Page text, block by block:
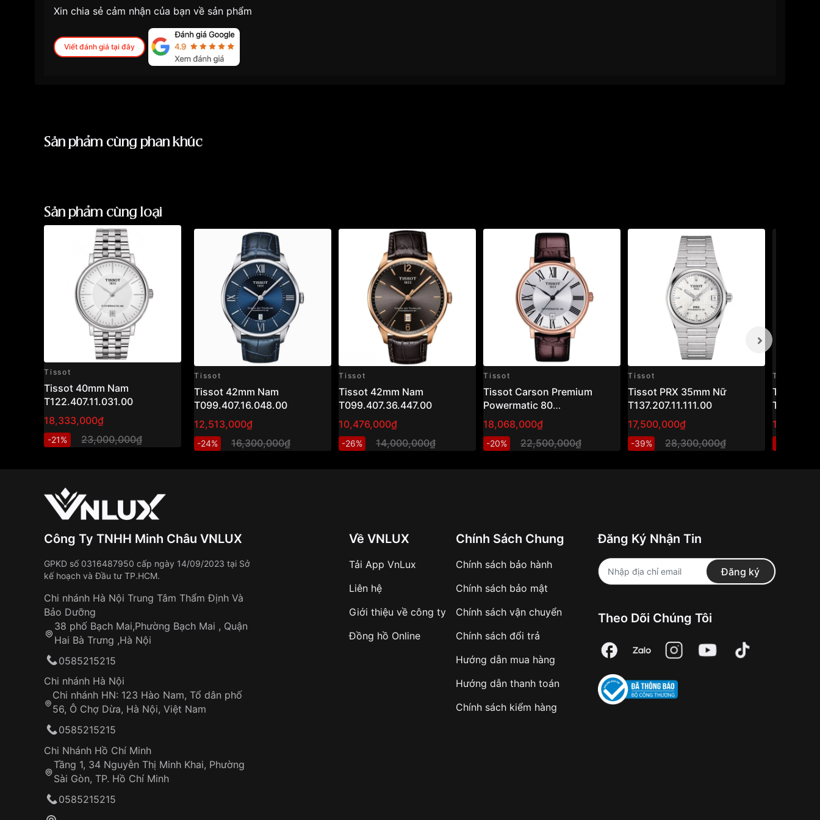
Xin chia sẻ cảm nhận của bạn về sản phẩm
Viết đánh giá tại đây
Sản phẩm cùng phân khúc
Sản phẩm cùng loại
Tissot
Tissot 40mm Nam
T122.407.11.031.00
18,333,000₫
-21% 23,000,000₫
Tissot
Tissot 42mm Nam
T099.407.16.048.00
12,513,000₫
-24% 16,300,000₫
Tissot
Tissot 42mm Nam
T099.407.36.447.00
10,476,000₫
-26% 14,000,000₫
Tissot
Tissot Carson Premium
Powermatic 80
T122.407.36.033.00 (40mm)
– Đồng hồ nam cơ Thụy Sỹ
mạ vàng hồng sang trọng
18,068,000₫
-20% 22,500,000₫
Tissot
Tissot PRX 35mm Nữ
T137.207.11.111.00
17,500,000₫
-39% 28,300,000₫
Tissot
Tissot
Công Ty TNHH Minh Châu VNLUX
GPKD số 0316487950 cấp ngày 14/09/2023 tại Sở
kế hoạch và Đầu tư TP.HCM.
Chi nhánh Hà Nội Trung Tâm Thẩm Định Và
Bảo Dưỡng
38 phố Bạch Mai,Phường Bạch Mai , Quận
Hai Bà Trưng ,Hà Nội
0585215215
Chi nhánh Hà Nội
Chi nhánh HN: 123 Hào Nam, Tổ dân phố
56, Ô Chợ Dừa, Hà Nội, Việt Nam
0585215215
Chi Nhánh Hồ Chí Minh
Tầng 1, 34 Nguyễn Thị Minh Khai, Phường
Sài Gòn, TP. Hồ Chí Minh
0585215215
Về VNLUX
Tải App VnLux
Liên hệ
Giới thiệu về công ty
Đồng hồ Online
Chính Sách Chung
Chính sách bảo hành
Chính sách bảo mật
Chính sách vận chuyển
Chính sách đổi trả
Hướng dẫn mua hàng
Hướng dẫn thanh toán
Chính sách kiểm hàng
Đăng Ký Nhận Tin
Đăng ký
Theo Dõi Chúng Tôi